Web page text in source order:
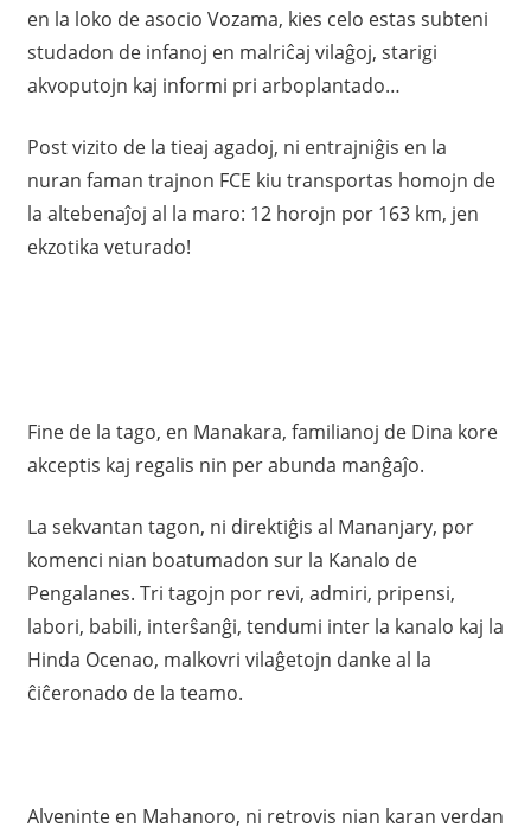
en la loko de asocio Vozama, kies celo estas subteni
studadon de infanoj en malriĉaj vilaĝoj, starigi
akvoputojn kaj informi pri arboplantado…
Post vizito de la tieaj agadoj, ni entrajniĝis en la
nuran faman trajnon FCE kiu transportas homojn de
la altebenaĵoj al la maro: 12 horojn por 163 km, jen
ekzotika veturado!
Fine de la tago, en Manakara, familianoj de Dina kore
akceptis kaj regalis nin per abunda manĝaĵo.
La sekvantan tagon, ni direktiĝis al Mananjary, por
komenci nian boatumadon sur la Kanalo de
Pengalanes. Tri tagojn por revi, admiri, pripensi,
labori, babili, interŝanĝi, tendumi inter la kanalo kaj la
Hinda Ocenao, malkovri vilaĝetojn danke al la
ĉiĉeronado de la teamo.
Alveninte en Mahanoro, ni retrovis nian karan verdan